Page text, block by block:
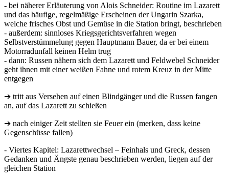
- bei näherer Erläuterung von Alois Schneider: Routine im Lazarett
und das häufige, regelmäßige Erscheinen der Ungarin Szarka,
welche frisches Obst und Gemüse in die Station bringt, beschrieben
- außerdem: sinnloses Kriegsgerichtsverfahren wegen
Selbstverstümmelung gegen Hauptmann Bauer, da er bei einem
Motorradunfall keinen Helm trug
- dann: Russen nähern sich dem Lazarett und Feldwebel Schneider
geht ihnen mit einer weißen Fahne und rotem Kreuz in der Mitte
entgegen
➔ tritt aus Versehen auf einen Blindgänger und die Russen fangen
an, auf das Lazarett zu schießen
➔ nach einiger Zeit stellten sie Feuer ein (merken, dass keine
Gegenschüsse fallen)
- Viertes Kapitel: Lazarettwechsel – Feinhals und Greck, dessen
Gedanken und Ängste genau beschrieben werden, liegen auf der
gleichen Station